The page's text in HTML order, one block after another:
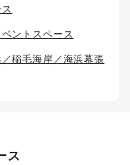
ントスペース
稲毛海岸／海浜幕張
ス
ス